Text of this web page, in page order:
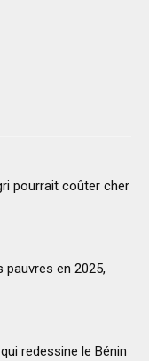
pourrait coûter cher
en 2025,
redessine le Bénin